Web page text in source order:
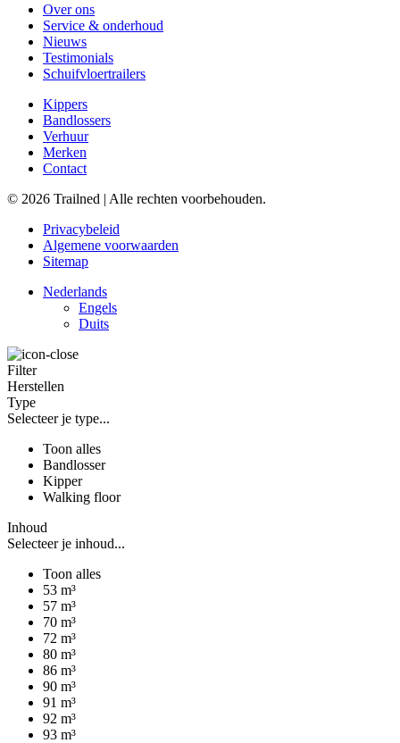
Over ons
Service & onderhoud
Nieuws
Testimonials
Schuifvloertrailers
Kippers
Bandlossers
Verhuur
Merken
Contact
© 2026 Trailned | Alle rechten voorbehouden.
Privacybeleid
Algemene voorwaarden
Sitemap
Nederlands
Engels
Duits
Filter
Herstellen
Type
Selecteer je type...
Toon alles
Bandlosser
Kipper
Walking floor
Inhoud
Selecteer je inhoud...
Toon alles
53 m³
57 m³
70 m³
72 m³
80 m³
86 m³
90 m³
91 m³
92 m³
93 m³